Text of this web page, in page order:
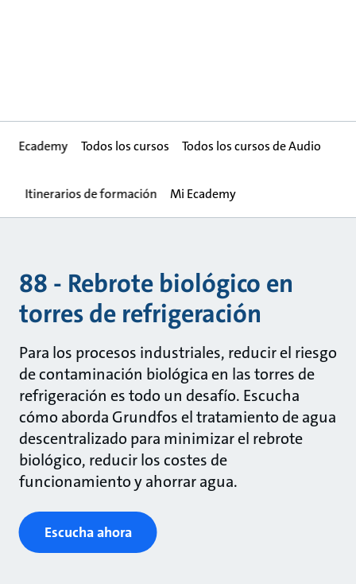
Ecademy Todos los cursos Todos los cursos de Audio
Itinerarios de formación Mi Ecademy
88 - Rebrote biológico en
torres de refrigeración
Para los procesos industriales, reducir el riesgo
de contaminación biológica en las torres de
refrigeración es todo un desafío. Escucha
cómo aborda Grundfos el tratamiento de agua
descentralizado para minimizar el rebrote
biológico, reducir los costes de
funcionamiento y ahorrar agua.
Escucha ahora